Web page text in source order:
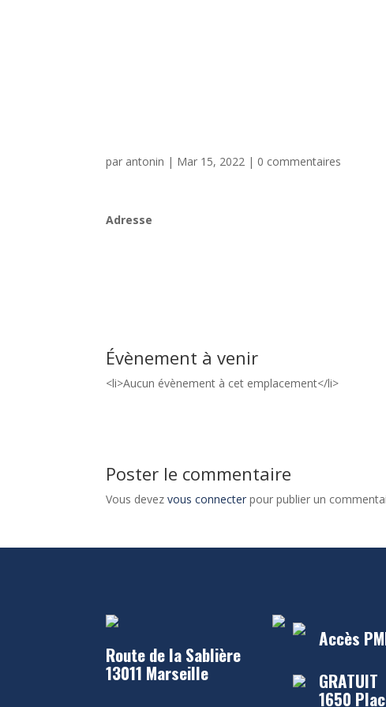
par antonin | Mar 15, 2022 | 0 commentaires
Adresse
Évènement à venir
<li>Aucun évènement à cet emplacement</li>
Poster le commentaire
Vous devezvous connecter pour publier un
Route de la Sablière
13011 Marseille
Accès
GRATUIT
1650